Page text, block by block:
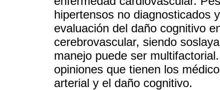
hipertensos no diagnosticados
evaluación del daño cognitivo
cerebrovascular, siendo
manejo puede ser
opiniones que tienen los
arterial y el daño cognitivo.